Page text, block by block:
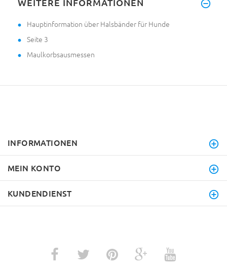
Hauptinformation über Halsbänder für Hunde
Seite 3
Maulkorbsausmessen
INFORMATIONEN
MEIN KONTO
KUNDENDIENST